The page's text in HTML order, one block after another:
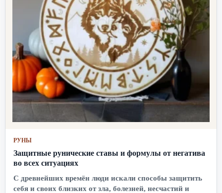
РУНЫ
Защитные рунические ставы и формулы от негатива
во всех ситуациях
С древнейших времён люди искали способы защитить
себя и своих близких от зла, болезней, несчастий и